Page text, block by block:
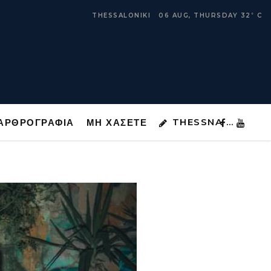
THESSALONIKI 06 AUG, THURSDAY 32 ° C
ΜΗ ΧΑΣΕΤΕ THESSNA …
ΜΗ ΧΑΣΕΤΕ THESSNA …